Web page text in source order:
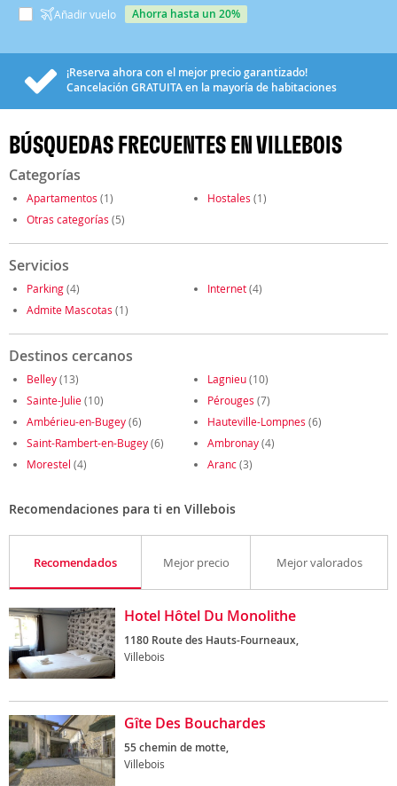
Añadir vuelo ahorra hasta un 20%
¡Reserva ahora con el mejor precio garantizado!
Cancelación GRATUITAen la mayoría de habitaciones
BÚSQUEDAS FRECUENTES EN VILLEBOIS
Categorías
Apartamentos (1) Hostales (1)
Otras categorías (5)
Servicios
Parking(4) Internet(4)
Admite Mascotas (1)
Destinos cercanos
Belley(13) Lagnieu(10)
Sainte-Julie(10) Pérouges (7)
Ambérieu-en-Bugey(6) Hauteville-Lompnes (6)
Saint-Rambert-en-Bugey(6) Ambronay(4)
Morestel (4) Aranc(3)
Recomendaciones para ti en Villebois
Recomendados Mejor precio Mejor valorados
Hotel Hôtel Du Monolithe
1180 Route des Hauts-Fourneaux,
Villebois
Gîte Des Bouchardes
55 chemin de motte,
Villebois